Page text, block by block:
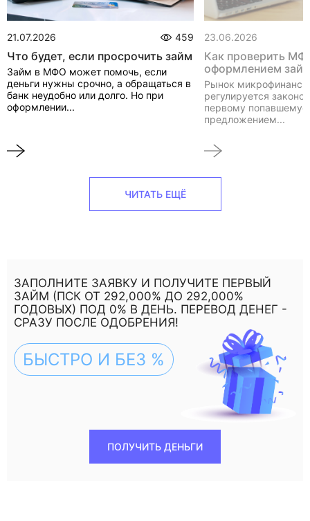
21.07.2026 459
Что будет, если просрочить займ
Займ в МФО может помочь, если
деньги нужны срочно, а обращаться в
банк неудобно или долго. Но при
оформлении...
23.06.2026
Как проверить
оформлением
Рынок
регулируется
первому
предложением...
ЧИТАТЬ ЕЩЁ
ЗАПОЛНИТЕ ЗАЯВКУ И ПОЛУЧИТЕ ПЕРВЫЙ
ЗАЙМ (ПСК ОТ 292,000% ДО 292,000%
ГОДОВЫХ) ПОД 0% В ДЕНЬ. ПЕРЕВОД ДЕНЕГ -
СРАЗУ ПОСЛЕ ОДОБРЕНИЯ!
БЫСТРО И БЕЗ %
ПОЛУЧИТЬ ДЕНЬГИ